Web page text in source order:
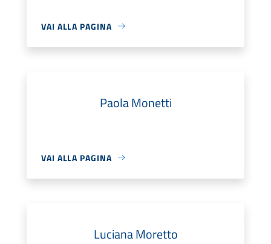
VAI ALLA PAGINA
Paola Monetti
VAI ALLA PAGINA
Luciana Moretto